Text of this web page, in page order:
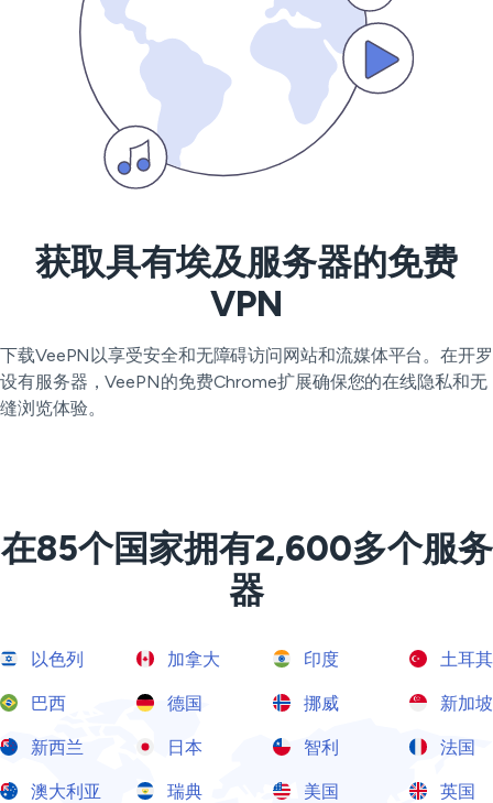
获取具有埃及服务器的免费
VPN
下载VeePN以享受安全和无障碍访问网站和流媒体平台。在开罗
设有服务器，VeePN的免费Chrome扩展确保您的在线隐私和无
缝浏览体验。
在85个国家拥有2,600多个服务
器
以色列 加拿大 印度 土耳其
巴西 德国 挪威 新加坡
新西兰 日本 智利 法国
澳大利亚 瑞典 美国 英国